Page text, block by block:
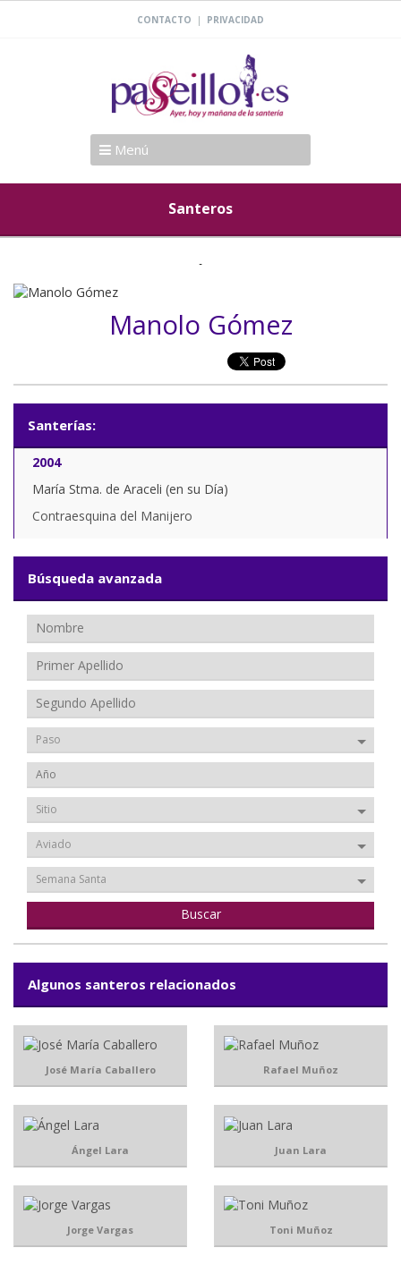
CONTACTO | PRIVACIDAD
Menú
Santeros
Manolo Gómez
Santerías:
2004
María Stma. de Araceli (en su Día)
Contraesquina del Manijero
Búsqueda avanzada
Paso
Sitio
Aviado
Semana Santa
Algunos santeros relacionados
José María Caballero Rafael Muñoz
Ángel Lara Juan Lara
Jorge Vargas Toni Muñoz